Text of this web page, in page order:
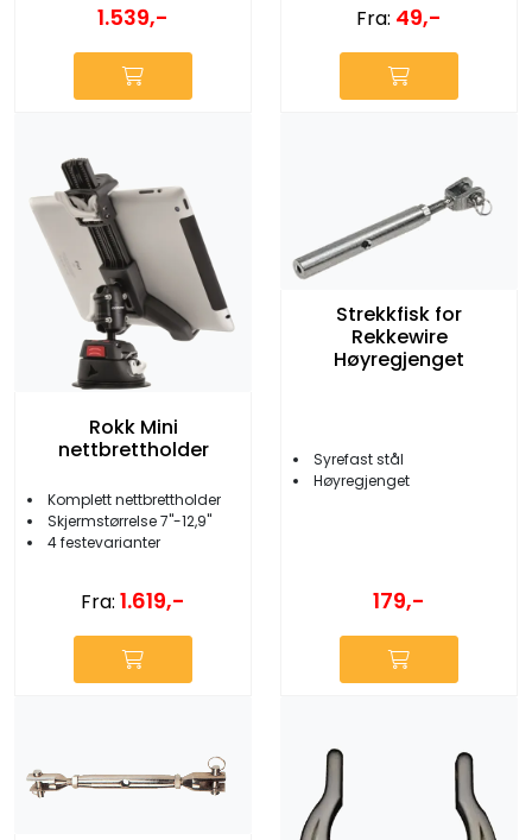
1.539,- Fra: 49,-
Rokk Mini
nettbrettholder
Komplett nettbrettholder
Skjermstørrelse 7''-12,9''
4 festevarianter
Fra: 1.619,-
Strekkfisk for
Rekkewire
Høyregjenget
Syrefast stål
Høyregjenget
179,-